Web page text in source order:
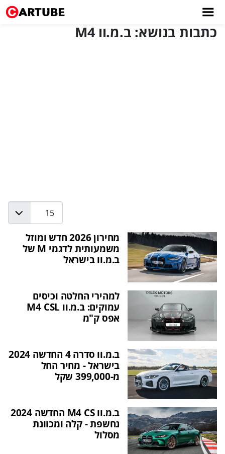
כתבות בנושא: ב.מ.וו M4
מחירון 2026 חדש ומוזל
משמעותית לדגמי M של
ב.מ.וו בישראל
למהירי החלטה וכיסים
עמוקים: ב.מ.וו M4 CSL
אפס ק"מ
ב.מ.וו סדרה 4 החדשה 2024
בישראל - מחיר החל
מ-399,000 שקל
ב.מ.וו M4 CS החדשה 2024
נחשפת - קלה ומכוונת
מסלול